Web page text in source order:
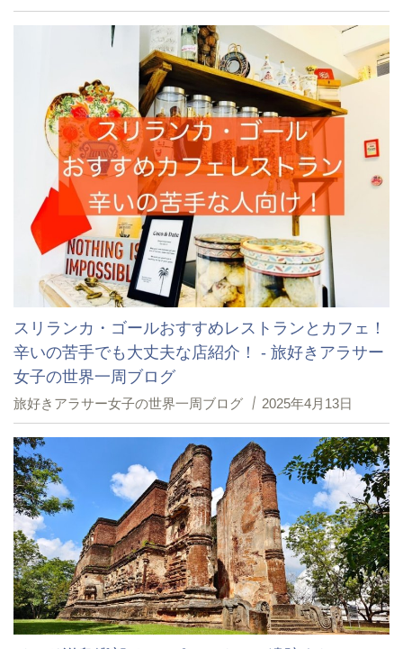
スリランカ・ゴールおすすめレストランとカフェ！
辛いの苦手でも大丈夫な店紹介！ - 旅好きアラサー
女子の世界一周ブログ
旅好きアラサー女子の世界一周ブログ 2025年4月13日